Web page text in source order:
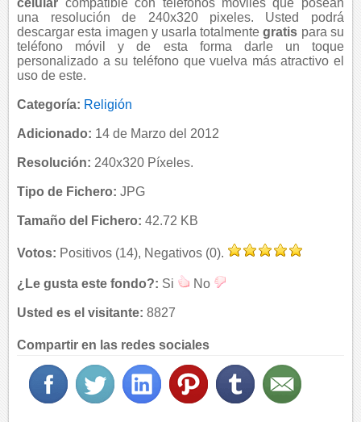
celular compatible con teléfonos móviles que posean
una resolución de 240x320 pixeles. Usted podrá
descargar esta imagen y usarla totalmentegratis para su
teléfono móvil y de esta forma darle un toque
personalizado a su teléfono que vuelva más atractivo el
uso de este.
Categoría: Religión
Adicionado: 14 de Marzo del 2012
Resolución: 240x320 Píxeles.
Tipo de Fichero: JPG
Tamaño del Fichero: 42.72 KB
Votos: Positivos (14), Negativos (0).
¿Le gusta este fondo?: Si No
Usted es el visitante: 8827
Compartir en las redes sociales